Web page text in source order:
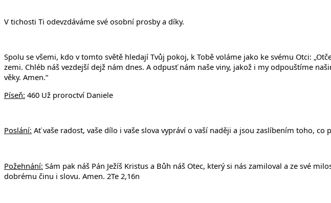
V tichosti Ti odevzdáváme své osobní prosby a díky.
Spolu se všemi, kdo v tomto světě hledají Tvůj pokoj, k Tobě voláme jako ke svému Otci:
zemi. Chléb náš vezdejší dejž nám dnes. A odpusť nám naše viny, jakož i my odpouštíme
věky. Amen.“
Píseň: 460 Už proroctví Daniele
Poslání: Ať vaše radost, vaše dílo i vaše slova vypráví o vaší naději a jsou zaslíbením toho, co
Požehnání: Sám pak náš Pán Ježíš Kristus a Bůh náš Otec, který si nás zamiloval a ze své
dobrému činu i slovu. Amen. 2Te 2,16n